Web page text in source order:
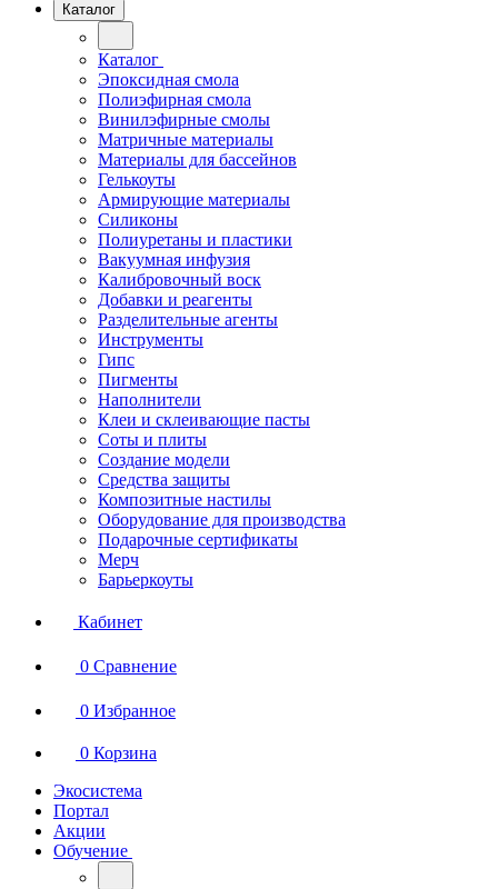
Каталог
Каталог
Эпоксидная смола
Полиэфирная смола
Винилэфирные смолы
Матричные материалы
Материалы для бассейнов
Гелькоуты
Армирующие материалы
Силиконы
Полиуретаны и пластики
Вакуумная инфузия
Калибровочный воск
Добавки и реагенты
Разделительные агенты
Инструменты
Гипс
Пигменты
Наполнители
Клеи и склеивающие пасты
Соты и плиты
Создание модели
Средства защиты
Композитные настилы
Оборудование для производства
Подарочные сертификаты
Мерч
Барьеркоуты
Кабинет
0 Сравнение
0 Избранное
0 Корзина
Экосистема
Портал
Акции
Обучение